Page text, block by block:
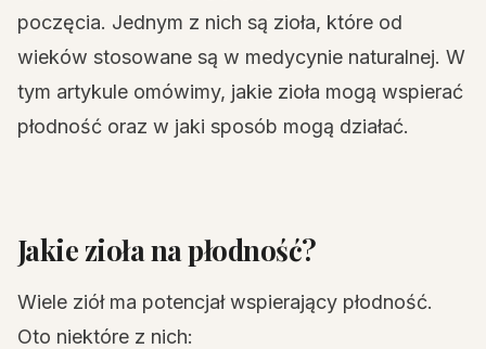
poczęcia. Jednym z nich są zioła, które od
wieków stosowane są w medycynie naturalnej. W
tym artykule omówimy, jakie zioła mogą wspierać
płodność oraz w jaki sposób mogą działać.
Jakie zioła na płodność?
Wiele ziół ma potencjał wspierający płodność.
Oto niektóre z nich: